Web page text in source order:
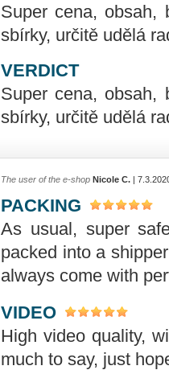
Super cena, obsah,
sbírky, určitě udělá
VERDICT
Super cena, obsah,
sbírky, určitě udělá
The user of the e-shop Nicole C. |
PACKING
As usual, super
packed into a
always come with
VIDEO
High video quality,
much to say, just